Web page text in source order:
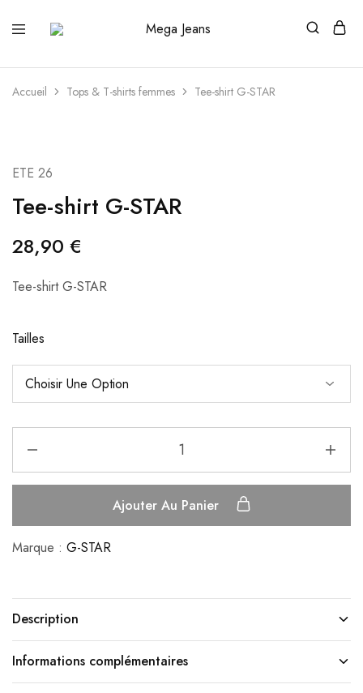
Mega
Distributeur
des
marques
Accueil Tops & T-shirts femmes Tee-shirt G-STAR
ETE 26
Tee-shirt G-STAR
28,90 €
Tee-shirt G-STAR
Tailles
Ajouter Au Panier
Marque : G-STAR
Description
Informations complémentaires